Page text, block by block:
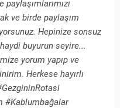
ve birde paylaşım
Hepinize sonsuz
buyurun seyire...
yorum yapıp ve
Herkese hayırlı
#Kablumbağalar